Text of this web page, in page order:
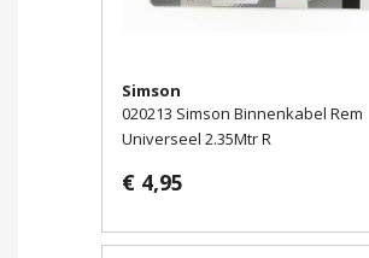
Simson
020213 Simson Binnenkabel Rem
Universeel 2.35Mtr R
€ 4,95